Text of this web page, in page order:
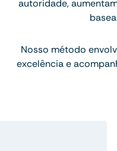
autoridade,
Nosso método
excelência e